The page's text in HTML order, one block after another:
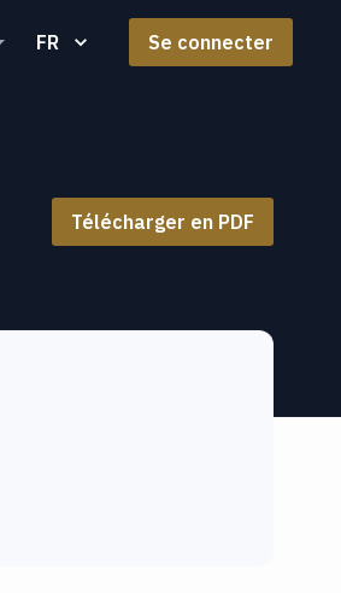
FR Se connecter
Télécharger en PDF